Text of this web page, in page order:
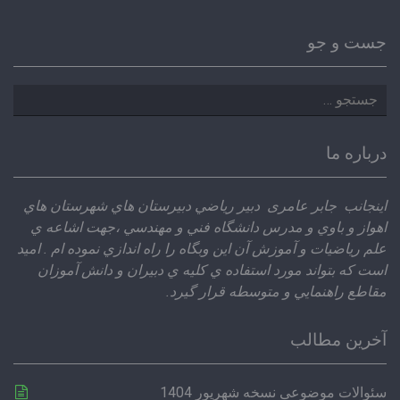
جست و جو
جستجو
برای:
درباره ما
اينجانب جابر عامری دبير رياضي دبيرستان هاي شهرستان هاي
اهواز و باوي و مدرس دانشگاه فني و مهندسي ،‌جهت اشاعه ي
علم رياضيات و آموزش آن اين وبگاه را راه اندازي نموده ام . اميد
است كه بتواند مورد استفاده ي كليه ي دبيران و دانش آموزان
مقاطع راهنمايي و متوسطه قرار گيرد.
آخرین مطالب
سئوالات موضوعی نسخه شهریور 1404